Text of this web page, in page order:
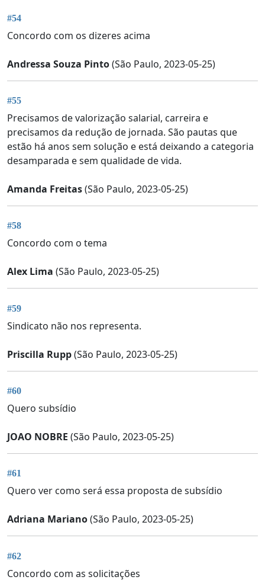
#54
Concordo com os dizeres acima
Andressa Souza Pinto(São Paulo, 2023-05-25)
#55
Precisamos de valorização salarial, carreira e
precisamos da redução de jornada. São pautas que
estão há anos sem solução e está deixando a categoria
desamparada e sem qualidade de vida.
Amanda Freitas(São Paulo, 2023-05-25)
#58
Concordo com o tema
Alex Lima (São Paulo, 2023-05-25)
#59
Sindicato não nos representa.
Priscilla Rupp(São Paulo, 2023-05-25)
#60
Quero subsídio
JOAO NOBRE (São Paulo, 2023-05-25)
#61
Quero ver como será essa proposta de subsídio
Adriana Mariano(São Paulo, 2023-05-25)
#62
Concordo com as solicitações